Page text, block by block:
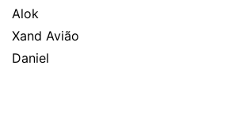
Alok
Xand Avião
Daniel